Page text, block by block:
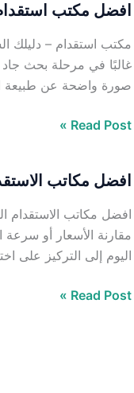
افضل مكتب
مكتب استقدام – دليلك
غالبًا في مرحلة بحث
صورة واضحة عن طبيعة
افضل
استقدام
Read Post »
افضل مكاتب
افضل مكاتب الاستقدام
مقارنة الأسعار أو سرعة
اليوم إلى التركيز على
افضل
الاستقدام
المعتمدة
في
Read Post »